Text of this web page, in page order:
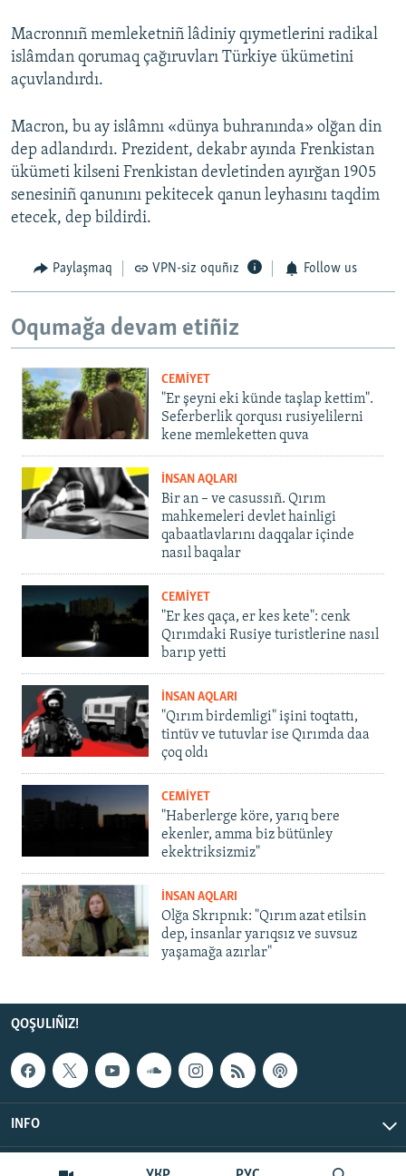
Macronnıñ memleketniñ lâdiniy qıymetlerini radikal
islâmdan qorumaq çağıruvları Türkiye ükümetini
açuvlandırdı.
Macron, bu ay islâmnı «dünya buhranında» olğan din
dep adlandırdı. Prezident, dekabr ayında Frenkistan
ükümeti kilseni Frenkistan devletinden ayırğan 1905
senesiniñ qanunını pekitecek qanun leyhasını taqdim
etecek, dep bildirdi.
Paylaşmaq VPN-siz oquñız Follow us
Oqumağa devam etiñiz
CEMİYET
"Er şeyni eki künde taşlap kettim".
Seferberlik qorqusı rusiyelilerni
kene memleketten quva
İNSAN AQLARI
Bir an – ve casussıñ. Qırım
mahkemeleri devlet hainligi
qabaatlavlarını daqqalar içinde
nasıl baqalar
CEMİYET
"Er kes qaça, er kes kete": cenk
Qırımdaki Rusiye turistlerine nasıl
barıp yetti
İNSAN AQLARI
"Qırım birdemligi" işini toqtattı,
tintüv ve tutuvlar ise Qırımda daa
çoq oldı
CEMİYET
"Haberlerge köre, yarıq bere
ekenler, amma biz bütünley
ekektriksizmiz"
İNSAN AQLARI
Olğa Skrıpnık: "Qırım azat etilsin
dep, insanlar yarıqsız ve suvsuz
yaşamağa azırlar"
QOŞULIÑIZ!
INFO
© Qırım.Aqiqat, 2026 | All Rights Reserved.